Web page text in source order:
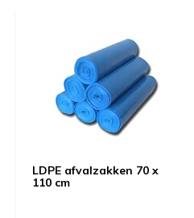
LDPE afvalzakken 70 x
110 cm